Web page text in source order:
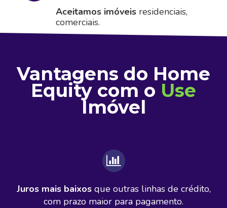
Aceitamos imóveis residenciais,
comerciais.
Vantagens do Home
Equity com o Use
Imóvel
Juros mais baixos que outras linhas de crédito,
com prazo maior para pagamento.